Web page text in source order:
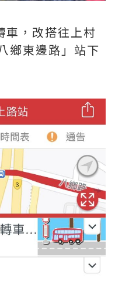
車，改搭往上村
鄉東邊路」站下